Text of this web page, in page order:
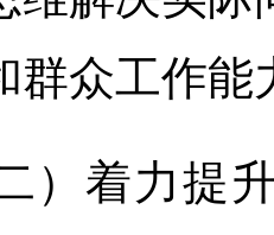
群众工作能
二）着力提